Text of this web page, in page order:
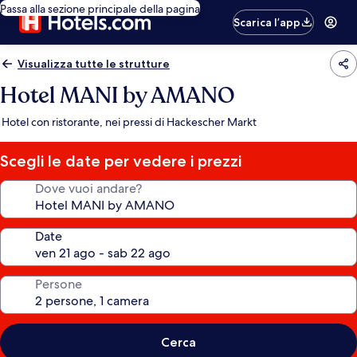
Passa alla sezione principale della pagina
Scarica l’app
Visualizza tutte le strutture
Hotel MANI by AMANO
Hotel con ristorante, nei pressi di Hackescher Markt
Scegli le date per vedere i prezzi
Dove vuoi andare?
Date
Persone
Cerca